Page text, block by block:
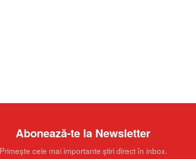
Abonează-te la Newsletter
Primește cele mai importante știri direct în inbox.